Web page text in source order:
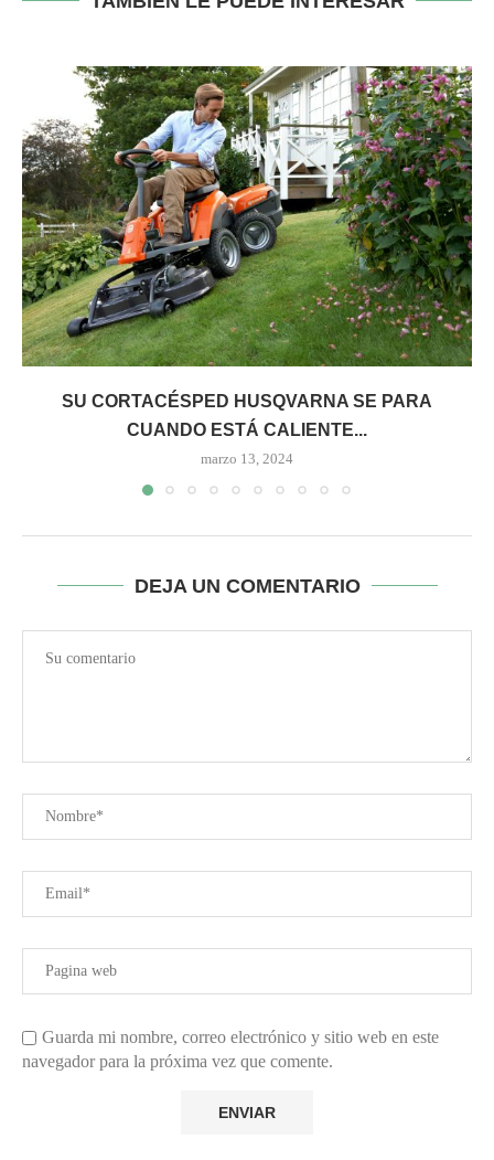
SU CORTACÉSPED HUSQVARNA SE PARA
CUANDO ESTÁ CALIENTE...
marzo 13, 2024
DEJA UN COMENTARIO
Guarda mi nombre, correo electrónico y sitio web en este
navegador para la próxima vez que comente.